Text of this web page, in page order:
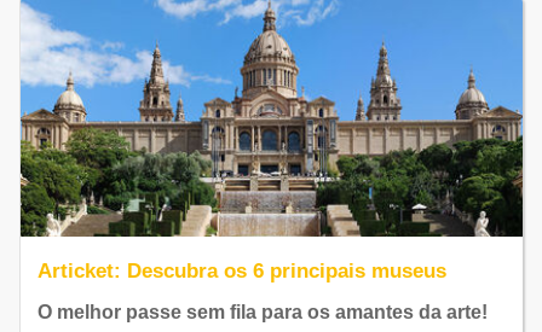
Articket: Descubra os 6 principais museus
O melhor passe sem fila para os amantes da arte!